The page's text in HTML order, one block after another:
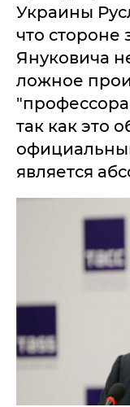
Украины
что стороне
Януковича
ложное
так как это
является